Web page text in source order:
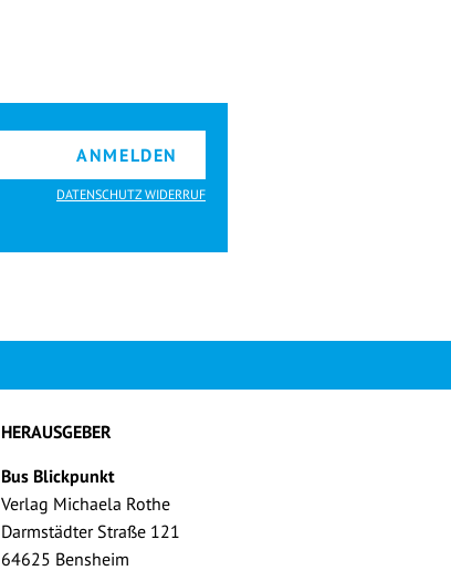
ANMELDEN
DATENSCHUTZ WIDERRUF
HERAUSGEBER
Bus Blickpunkt
Verlag Michaela Rothe
Darmstädter Straße 121
64625 Bensheim